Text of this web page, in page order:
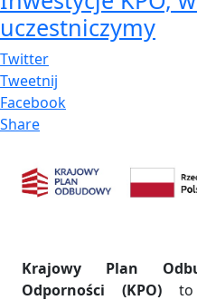
uczestniczymy
Twitter
Tweetnij
Facebook
Share
Krajowy Plan
Odporności (KPO)